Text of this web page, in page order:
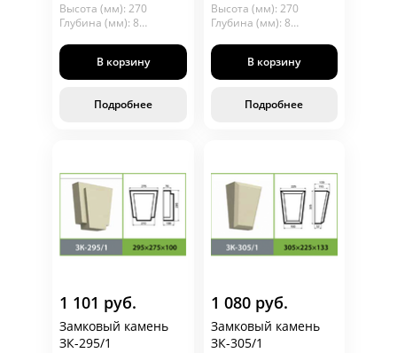
Высота (мм): 270
Глубина (мм): 80
В корзину
Подробнее
Высота (мм): 270
Глубина (мм): 85
В корзину
Подробнее
1 101 руб.
Замковый камень
ЗК-295/1
1 080 руб.
Замковый камень
ЗК-305/1